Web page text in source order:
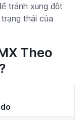
tránh xung đột
thái của
Theo